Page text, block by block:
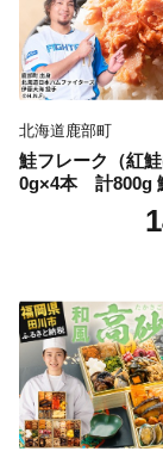
北海道鹿部町
鮭フレーク（紅
0g×4本 計800g
ほぐし サケフレ
フレーク 鮭フレ